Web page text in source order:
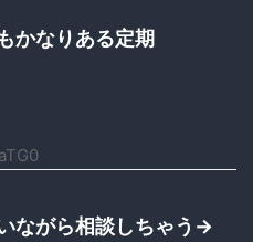
かなりある定期
ながら相談しちゃう→